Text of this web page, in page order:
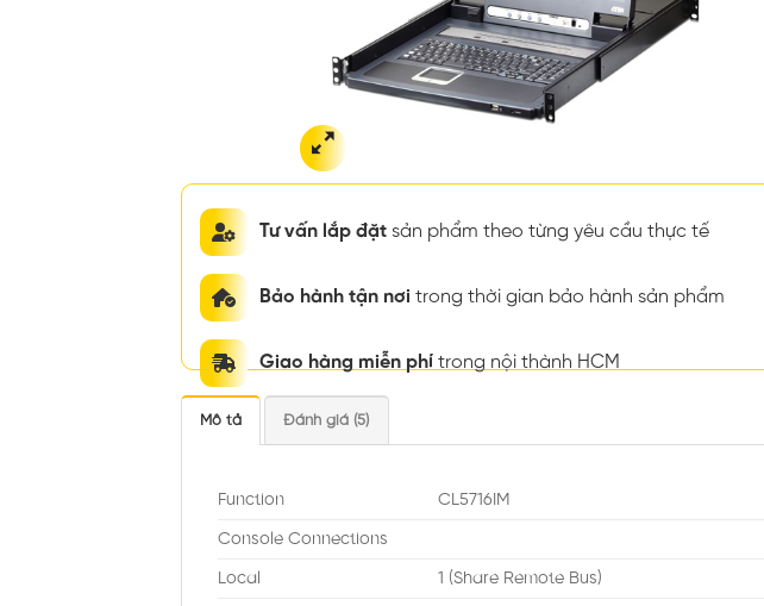
Tư vấn lắp đặt sản phẩm theo từng yêu cầu thực tế
Bảo hành tận nơi trong thời gian bảo hành sản phẩm
Giao hàng miễn phí trong nội thành HCM
Mô tả Đánh giá (5)
Function CL5716IM
Console Connections
Local 1 (Share Remote Bus)